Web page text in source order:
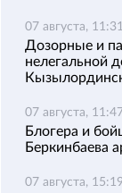
07 августа, 11:31
Дозорные и
нелегальной
07 августа, 11:47
Блогера и
Беркинбаева
07 августа, 15:19